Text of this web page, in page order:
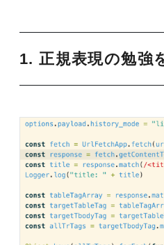
1. 正規表現の勉強